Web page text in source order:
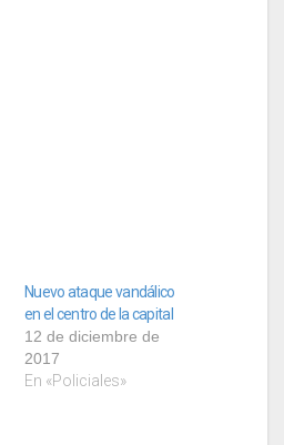
Nuevo ataque vandálico
en el centro de la capital
12 de diciembre de
2017
En «Policiales»